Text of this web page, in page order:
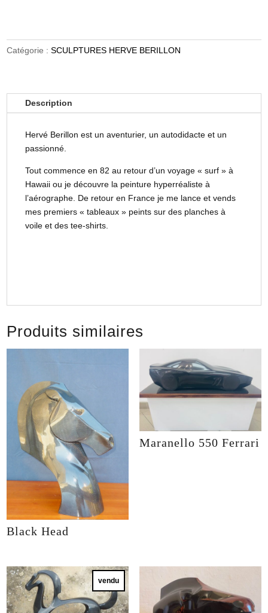
Catégorie :SCULPTURES HERVE BERILLON
Description
Hervé Berillon est un aventurier, un autodidacte et un
passionné.
Tout commence en 82 au retour d’un voyage « surf » à
Hawaii ou je découvre la peinture hyperréaliste à
l’aérographe. De retour en France je me lance et vends
mes premiers « tableaux » peints sur des planches à
voile et des tee-shirts.
Produits similaires
Black Head
Maranello 550 Ferrari
vendu